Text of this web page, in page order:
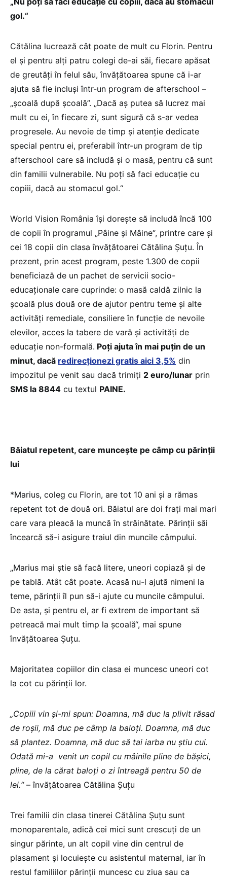
gol.“
Cătălina lucrează cât poate de mult cu Florin. Pentru
el și pentru alți patru colegi de-ai săi, fiecare apăsat
de greutăți în felul său, învățătoarea spune că i-ar
ajuta să fie incluși într-un program de afterschool –
„școală după școală”. „Dacă aș putea să lucrez mai
mult cu ei, în fiecare zi, sunt sigură că s-ar vedea
progresele. Au nevoie de timp și atenție dedicate
special pentru ei, preferabil într-un program de tip
afterschool care să includă și o masă, pentru că sunt
din familii vulnerabile. Nu poți să faci educație cu
copiii, dacă au stomacul gol.“
World Vision România își dorește să includă încă 100
de copii în programul „Pâine și Mâine“, printre care și
cei 18 copii din clasa învățătoarei Cătălina Șuțu. În
prezent, prin acest program, peste 1.300 de copii
beneficiază de un pachet de servicii socio-
educaționale care cuprinde: o masă caldă zilnic la
școală plus două ore de ajutor pentru teme și alte
activități remediale, consiliere în funcție de nevoile
elevilor, acces la tabere de vară și activități de
educație non-formală. Poți ajuta în mai puțin de un
minut, dacă redirecționezi gratis aici 3,5% din
impozitul pe venit sau dacă trimiți 2 euro/lunar prin
SMS la 8844 cu textul PAINE.
Băiatul repetent, care muncește pe câmp cu părinții
lui
*Marius, coleg cu Florin, are tot 10 ani și a rămas
repetent tot de două ori. Băiatul are doi frați mai mari
care vara pleacă la muncă în străinătate. Părinții săi
încearcă să-i asigure traiul din muncile câmpului.
„Marius mai știe să facă litere, uneori copiază și de
pe tablă. Atât cât poate. Acasă nu-l ajută nimeni la
teme, părinții îl pun să-i ajute cu muncile câmpului.
De asta, și pentru el, ar fi extrem de important să
petreacă mai mult timp la școală“, mai spune
învățătoarea Șuțu.
Majoritatea copiilor din clasa ei muncesc uneori cot
la cot cu părinții lor.
„Copiii vin și-mi spun: Doamna, mă duc la plivit răsad
de roșii, mă duc pe câmp la baloți. Doamna, mă duc
să plantez. Doamna, mă duc să tai iarba nu știu cui.
Odată mi-a venit un copil cu mâinile pline de bășici,
pline, de la cărat baloți o zi întreagă pentru 50 de
lei.“– învățătoarea Cătălina Șuțu
Trei familii din clasa tinerei Cătălina Șuțu sunt
monoparentale, adică cei mici sunt crescuți de un
singur părinte, un alt copil vine din centrul de
plasament și locuiește cu asistentul maternal, iar în
restul familiilor părinții muncesc cu ziua sau ca